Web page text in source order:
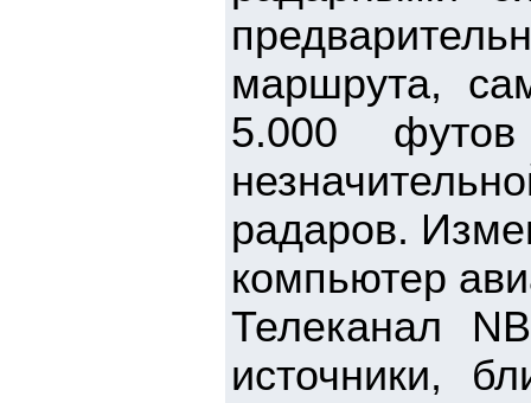
маршрута,
5.000
радаров.
компьютер
Телеканал
источники,